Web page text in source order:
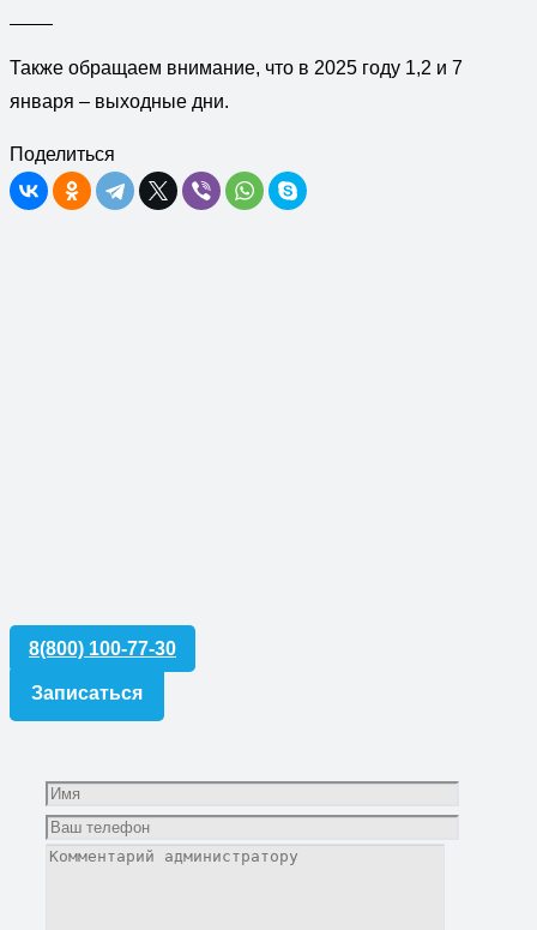
Также обращаем внимание, что в 2025 году 1,2 и 7
января – выходные дни.
Поделиться
8(800) 100-77-30
Записаться